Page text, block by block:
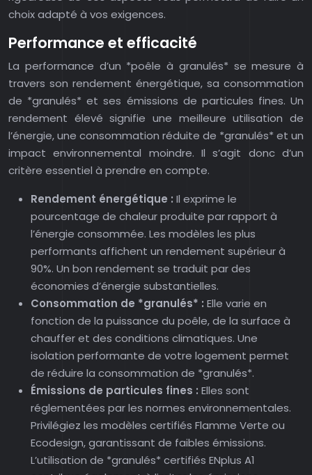
choix adapté à vos exigences.
Performance et efficacité
La performance d’un *poêle à granulés* se mesure à
travers son rendement énergétique, sa consommation
de *granulés* et ses émissions de particules fines. Un
rendement élevé signifie une meilleure utilisation de
l’énergie, une consommation réduite de *granulés* et un
impact environnemental moindre. Il s’agit donc d’un
critère essentiel à prendre en compte.
Rendement énergétique : Il exprime le
pourcentage de chaleur produite par rapport à
l’énergie consommée. Les modèles les plus
performants affichent un rendement supérieur à
90%. Un bon rendement se traduit par des
économies d’énergie substantielles.
Consommation de *granulés* : Elle varie en
fonction de la puissance du poêle, de la surface à
chauffer et des conditions climatiques. Une
isolation performante de votre logement permet
de réduire la consommation de *granulés*.
Émissions de particules fines : Elles sont
réglementées par les normes environnementales.
Privilégiez les modèles certifiés Flamme Verte ou
Ecodesign, garantissant de faibles émissions.
L’utilisation de *granulés* certifiés ENplus A1